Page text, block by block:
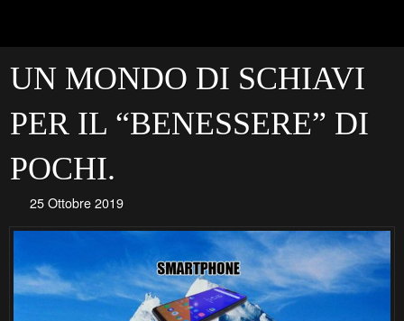
UN MONDO DI SCHIAVI
PER IL “BENESSERE” DI
POCHI.
25 Ottobre 2019